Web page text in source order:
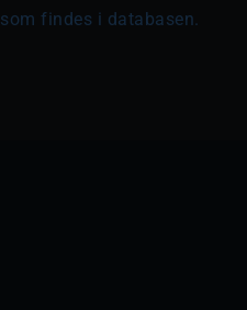
findes i databasen.